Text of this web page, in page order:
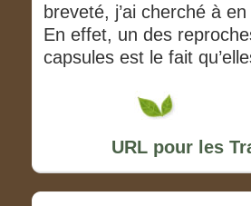
breveté, j’ai cherché à
En effet, un des
capsules est le fait
URL pour les